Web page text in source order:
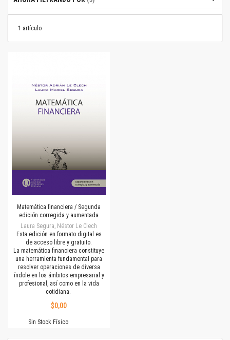
1 artículo
Matemática financiera / Segunda
edición corregida y aumentada
Laura Segura, Néstor Le Clech
Esta edición en formato digital es
de acceso libre y gratuito.
La matemática financiera constituye
una herramienta fundamental para
resolver operaciones de diversa
índole en los ámbitos empresarial y
profesional, así como en la vida
cotidiana.
$0,00
Sin Stock Físico